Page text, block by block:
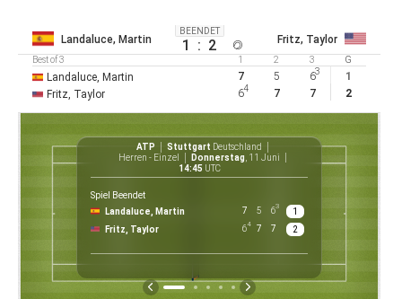
Landaluce, Martin
BEENDET
1 : 2 Fritz, Taylor
Best of 3 1 2 3 G
Landaluce, Martin 7 5 63
1
Fritz, Taylor
64 7 7 2
ATP Stuttgart Deutschland
Herren - Einzel
Donnerstag, 11 Juni
14:45
UTC
Spiel Beendet
Landaluce, Martin
7 5 63
1
Fritz, Taylor
64 7 7 2